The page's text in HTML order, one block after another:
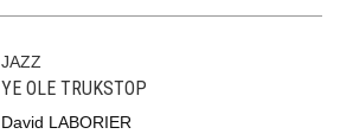
JAZZ
YE OLE TRUKSTOP
David LABORIER